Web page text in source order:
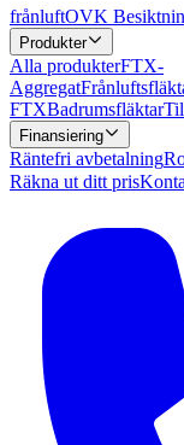
frånluftOVK
Produkter
Alla produkterFTX-
Aggregat
FTXBadrumsfläktar
Finansiering
Räntefri avbetalning
Räkna ut ditt pris